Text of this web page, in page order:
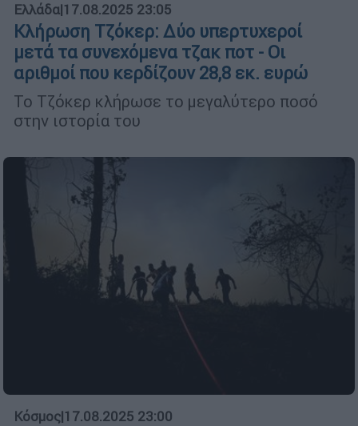
Ελλάδα|17.08.2025 23:05
Κλήρωση Τζόκερ: Δύο υπερτυχεροί
μετά τα συνεχόμενα τζακ ποτ - Οι
αριθμοί που κερδίζουν 28,8 εκ. ευρώ
Το Τζόκερ κλήρωσε το μεγαλύτερο ποσό
στην ιστορία του
Κόσμος|17.08.2025 23:00